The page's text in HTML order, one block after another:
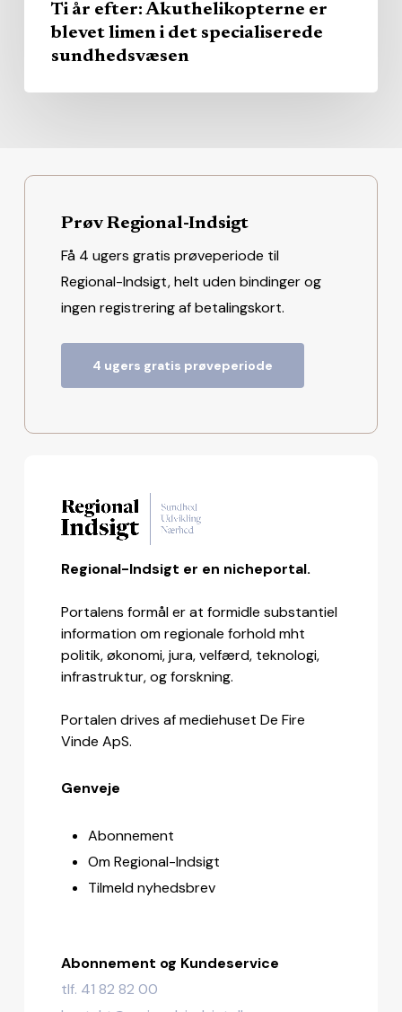
Ti år efter: Akuthelikopterne er
blevet limen i det specialiserede
sundhedsvæsen
Prøv Regional-Indsigt
Få 4 ugers gratis prøveperiode til
Regional-Indsigt, helt uden bindinger og
ingen registrering af betalingskort.
4 ugers gratis prøveperiode
Regional-Indsigt er en nicheportal.
Portalens formål er at formidle substantiel
information om regionale forhold mht
politik, økonomi, jura, velfærd, teknologi,
infrastruktur, og forskning.
Portalen drives af mediehuset De Fire
Vinde ApS.
Genveje
Abonnement
Om Regional-Indsigt
Tilmeld nyhedsbrev
Abonnement og Kundeservice
tlf. 41 82 82 00